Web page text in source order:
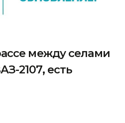
между селами
2107, есть